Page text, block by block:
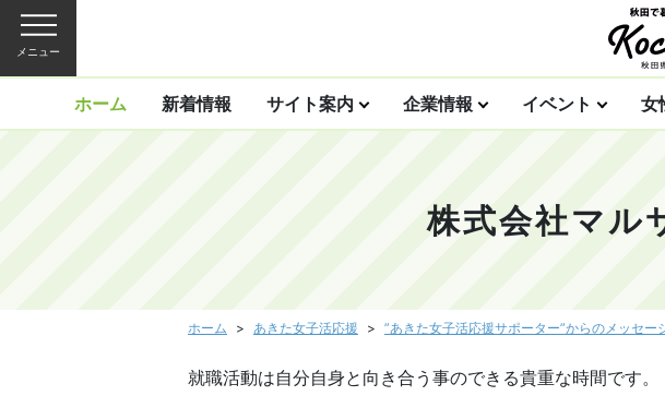
メニュー
ホーム 新着情報 サイト案内 企業情報 イベント 女
株式会社マ
ホーム あきた女子活応援 ”あきた女子活応援サポーター”からのメッセー
就職活動は自分自身と向き合う事のできる貴重な時間です。